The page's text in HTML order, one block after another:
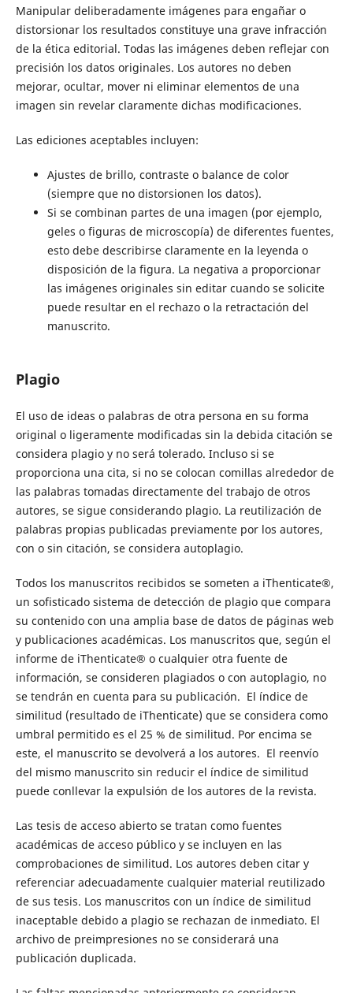
Manipular deliberadamente imágenes para engañar o
distorsionar los resultados constituye una grave infracción
de la ética editorial. Todas las imágenes deben reflejar con
precisión los datos originales. Los autores no deben
mejorar, ocultar, mover ni eliminar elementos de una
imagen sin revelar claramente dichas modificaciones.
Las ediciones aceptables incluyen:
Ajustes de brillo, contraste o balance de color
(siempre que no distorsionen los datos).
Si se combinan partes de una imagen (por ejemplo,
geles o figuras de microscopía) de diferentes fuentes,
esto debe describirse claramente en la leyenda o
disposición de la figura. La negativa a proporcionar
las imágenes originales sin editar cuando se solicite
puede resultar en el rechazo o la retractación del
manuscrito.
Plagio
El uso de ideas o palabras de otra persona en su forma
original o ligeramente modificadas sin la debida citación se
considera plagio y no será tolerado. Incluso si se
proporciona una cita, si no se colocan comillas alrededor de
las palabras tomadas directamente del trabajo de otros
autores, se sigue considerando plagio. La reutilización de
palabras propias publicadas previamente por los autores,
con o sin citación, se considera autoplagio.
Todos los manuscritos recibidos se someten a iThenticate®,
un sofisticado sistema de detección de plagio que compara
su contenido con una amplia base de datos de páginas web
y publicaciones académicas. Los manuscritos que, según el
informe de iThenticate® o cualquier otra fuente de
información, se consideren plagiados o con autoplagio, no
se tendrán en cuenta para su publicación. El índice de
similitud (resultado de iThenticate) que se considera como
umbral permitido es el 25 % de similitud. Por encima se
este, el manuscrito se devolverá a los autores. El reenvío
del mismo manuscrito sin reducir el índice de similitud
puede conllevar la expulsión de los autores de la revista.
Las tesis de acceso abierto se tratan como fuentes
académicas de acceso público y se incluyen en las
comprobaciones de similitud. Los autores deben citar y
referenciar adecuadamente cualquier material reutilizado
de sus tesis. Los manuscritos con un índice de similitud
inaceptable debido a plagio se rechazan de inmediato. El
archivo de preimpresiones no se considerará una
publicación duplicada.